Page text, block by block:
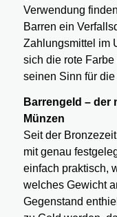
Verwendung
Barren ein
Zahlungsmittel im
sich die rote
seinen Sinn für
Barrengeld – der
Münzen
Seit der
mit genau
einfach praktisch,
welches Gewicht
Gegenstand